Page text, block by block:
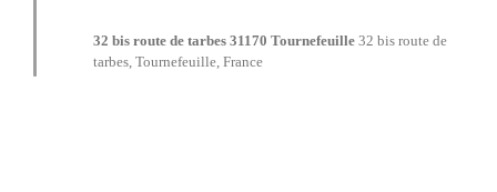
32 bis route de tarbes 31170 Tournefeuille 32 bis route de
tarbes, Tournefeuille, France